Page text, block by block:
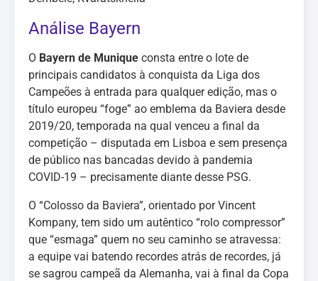
Análise Bayern
O Bayern de Munique consta entre o lote de
principais candidatos à conquista da Liga dos
Campeões à entrada para qualquer edição, mas o
título europeu “foge” ao emblema da Baviera desde
2019/20, temporada na qual venceu a final da
competição – disputada em Lisboa e sem presença
de público nas bancadas devido à pandemia
COVID-19 – precisamente diante desse PSG.
O “Colosso da Baviera”, orientado por Vincent
Kompany, tem sido um autêntico “rolo compressor”
que “esmaga” quem no seu caminho se atravessa:
a equipe vai batendo recordes atrás de recordes, já
se sagrou campeã da Alemanha, vai à final da Copa